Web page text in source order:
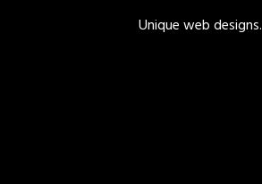
Unique web designs.